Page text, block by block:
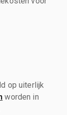
op uiterlijk
worden in